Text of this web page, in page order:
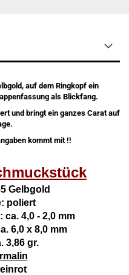
auf dem Ringkopf ein
als Blickfang.
und bringt ein ganzes Carat auf
kommt mit !!
Gelbgold
poliert
4,0 - 2,0 mm
6,0 x 8,0 mm
3,86 gr.